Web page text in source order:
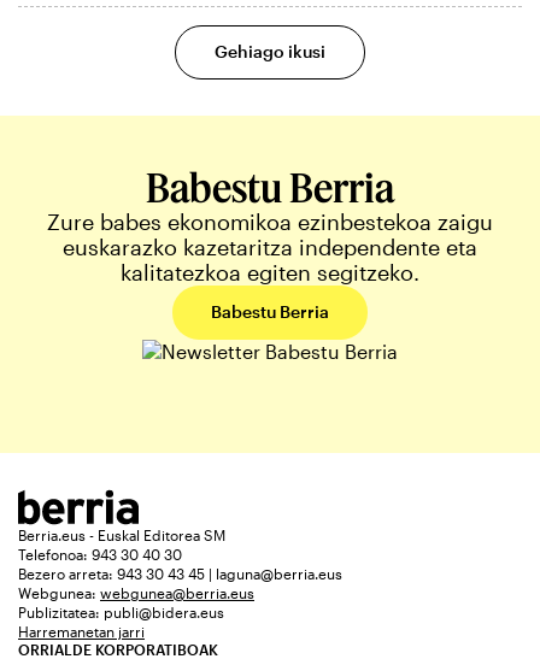
Gehiago ikusi
Babestu Berria
Zure babes ekonomikoa ezinbestekoa zaigu
euskarazko kazetaritza independente eta
kalitatezkoa egiten segitzeko.
Babestu Berria
Berria.eus - Euskal Editorea SM
Telefonoa: 943 30 40 30
Bezero arreta: 943 30 43 45 | laguna@berria.eus
Webgunea: webgunea@berria.eus
Publizitatea: publi@bidera.eus
Harremanetan jarri
ORRIALDE KORPORATIBOAK